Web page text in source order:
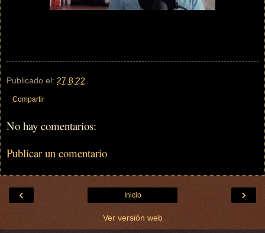
Publicado el: 27.8.22
Compartir
No hay comentarios:
Publicar un comentario
‹ ›
Inicio
Ver versión web